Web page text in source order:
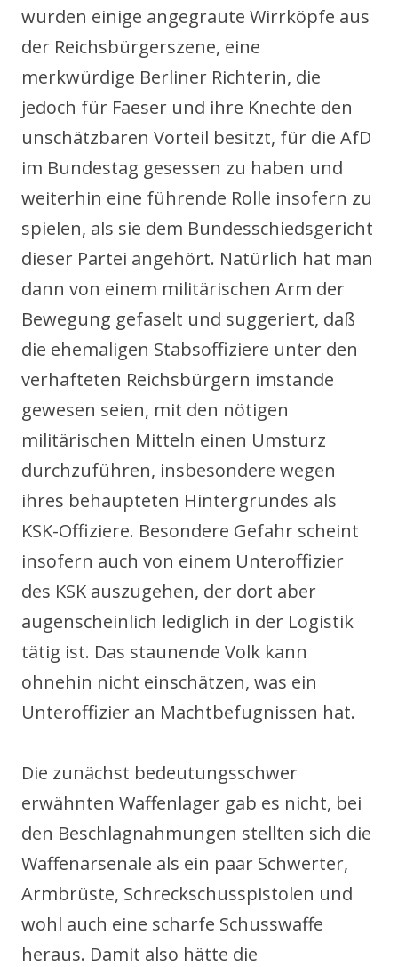
wurden einige angegraute Wirrköpfe aus
der Reichsbürgerszene, eine
merkwürdige Berliner Richterin, die
jedoch für Faeser und ihre Knechte den
unschätzbaren Vorteil besitzt, für die AfD
im Bundestag gesessen zu haben und
weiterhin eine führende Rolle insofern zu
spielen, als sie dem Bundesschiedsgericht
dieser Partei angehört. Natürlich hat man
dann von einem militärischen Arm der
Bewegung gefaselt und suggeriert, daß
die ehemaligen Stabsoffiziere unter den
verhafteten Reichsbürgern imstande
gewesen seien, mit den nötigen
militärischen Mitteln einen Umsturz
durchzuführen, insbesondere wegen
ihres behaupteten Hintergrundes als
KSK-Offiziere. Besondere Gefahr scheint
insofern auch von einem Unteroffizier
des KSK auszugehen, der dort aber
augenscheinlich lediglich in der Logistik
tätig ist. Das staunende Volk kann
ohnehin nicht einschätzen, was ein
Unteroffizier an Machtbefugnissen hat.
Die zunächst bedeutungsschwer
erwähnten Waffenlager gab es nicht, bei
den Beschlagnahmungen stellten sich die
Waffenarsenale als ein paar Schwerter,
Armbrüste, Schreckschusspistolen und
wohl auch eine scharfe Schusswaffe
heraus. Damit also hätte die